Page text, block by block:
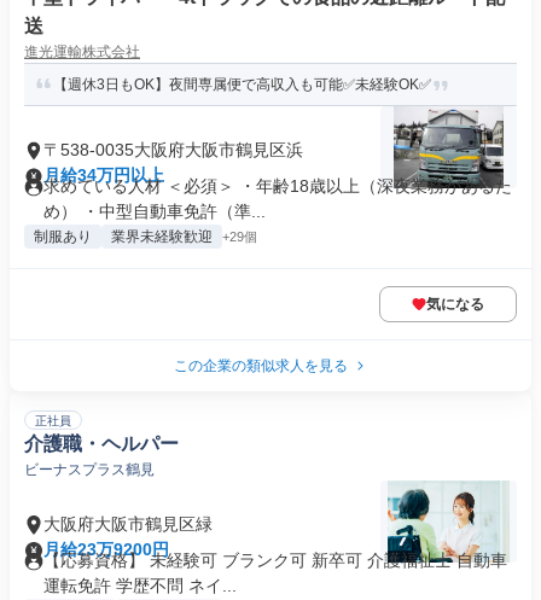
送
進光運輸株式会社
【週休3日もOK】夜間専属便で高収入も可能✅未経験OK✅
〒538-0035大阪府大阪市鶴見区浜
月給34万円以上
求めている人材 ＜必須＞ ・年齢18歳以上（深夜業務があるた
め） ・中型自動車免許（準...
制服あり 業界未経験歓迎 +29個
気になる
この企業の類似求人を見る
正社員
介護職・ヘルパー
ビーナスプラス鶴見
大阪府大阪市鶴見区緑
月給23万9200円
【応募資格】 未経験可 ブランク可 新卒可 介護福祉士 自動車
運転免許 学歴不問 ネイ...